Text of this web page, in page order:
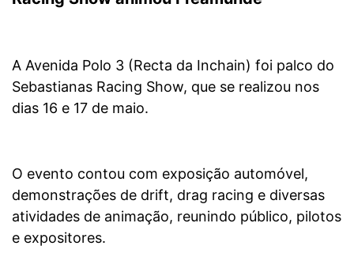
A Avenida Polo 3 (Recta da Inchain) foi palco do
Sebastianas Racing Show, que se realizou nos
dias 16 e 17 de maio.
O evento contou com exposição automóvel,
demonstrações de drift, drag racing e diversas
atividades de animação, reunindo público, pilotos
e expositores.